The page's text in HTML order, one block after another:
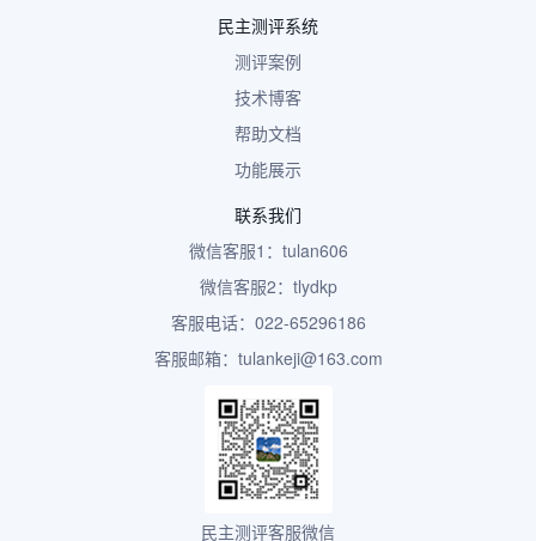
民主测评系统
测评案例
技术博客
帮助文档
功能展示
联系我们
微信客服1：tulan606
微信客服2：tlydkp
客服电话：022-65296186
客服邮箱：tulankeji@163.com
民主测评客服微信